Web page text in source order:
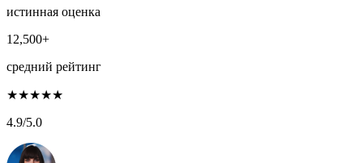
истинная оценка
12,500+
средний рейтинг
★★★★★
4.9/5.0